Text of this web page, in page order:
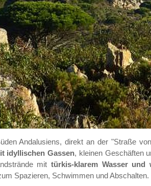
Andalusiens, direkt an der "Straße
idyllischen Gassen, kleinen Geschäften
mit türkis-klarem Wasser und
Spazieren, Schwimmen und Abschalten.